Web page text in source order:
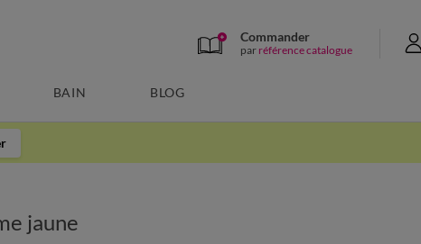
Commander
par référence catalogue
BAIN BLOG
jaune